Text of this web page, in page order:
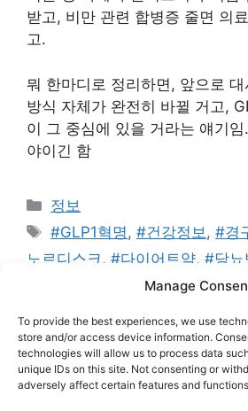
Manage
To provide the best experiences, we use
store and/or access device information.
technologies will allow us to process data
unique IDs on this site. Not consenting or
adversely affect certain features and
받고, 비만 관련 합병증 줄면 의
고.
뭐 한마디로 정리하면, 앞으로
방식 자체가 완전히 바뀔 거고,
이 그 중심에 있을 거라는 얘기
야이긴 함
카
테
리
정보
태
그
#GLP1혁명 ,#건강정보 ,#경
노르디스크, #다이어트약, #당뇨
#비만치료제,#
렌드,#젭바운드
댓글 남기기